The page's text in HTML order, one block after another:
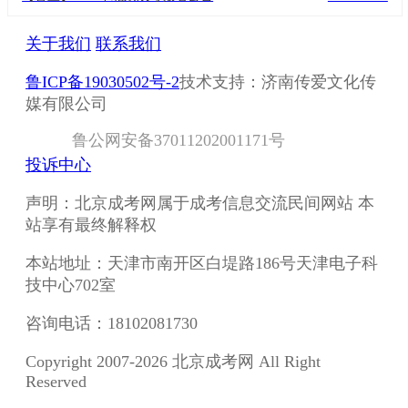
关于我们 联系我们
鲁ICP备19030502号-2技术支持：济南传爱文化传
媒有限公司
鲁公网安备37011202001171号
投诉中心
声明：北京成考网属于成考信息交流民间网站 本
站享有最终解释权
本站地址：天津市南开区白堤路186号天津电子科
技中心702室
咨询电话：18102081730
Copyright 2007-2026 北京成考网 All Right
Reserved